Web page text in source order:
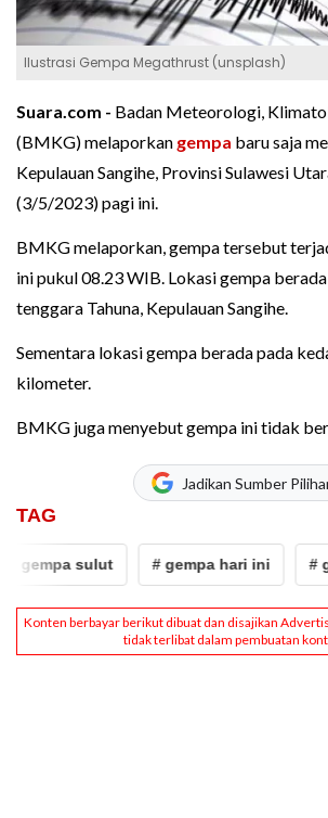
Ilustrasi Gempa Megathrust (unsplash)
Suara.com - Badan Meteorologi,
(BMKG) melaporkan gempa baru saja
Kepulauan Sangihe, Provinsi Sulawesi
(3/5/2023) pagi ini.
BMKG melaporkan, gempa tersebut
ini pukul 08.23 WIB. Lokasi gempa
tenggara Tahuna, Kepulauan Sangihe.
Sementara lokasi gempa berada pada
kilometer.
BMKG juga menyebut gempa ini tidak
Jadikan Sumber
TAG
gempa sulut # gempa hari ini #